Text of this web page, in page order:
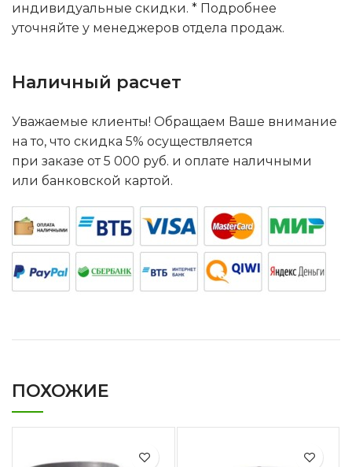
индивидуальные скидки. * Подробнее
уточняйте у менеджеров отдела продаж.
Наличный расчет
Уважаемые клиенты! Обращаем Ваше внимание
на то, что скидка 5% осуществляется
при заказе от 5 000 руб. и оплате наличными
или банковской картой.
ПОХОЖИЕ